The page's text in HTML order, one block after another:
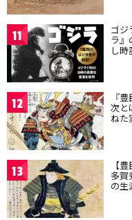
11 ゴジ
ラ』
し
12 『
次と
ねた
13 【
多賀
の生